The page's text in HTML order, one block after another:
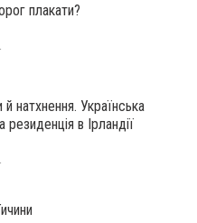
плакати?
натхнення. Українська
резиденція в Ірландії